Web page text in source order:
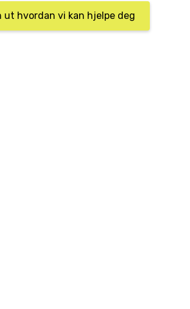
ut hvordan vi kan hjelpe deg